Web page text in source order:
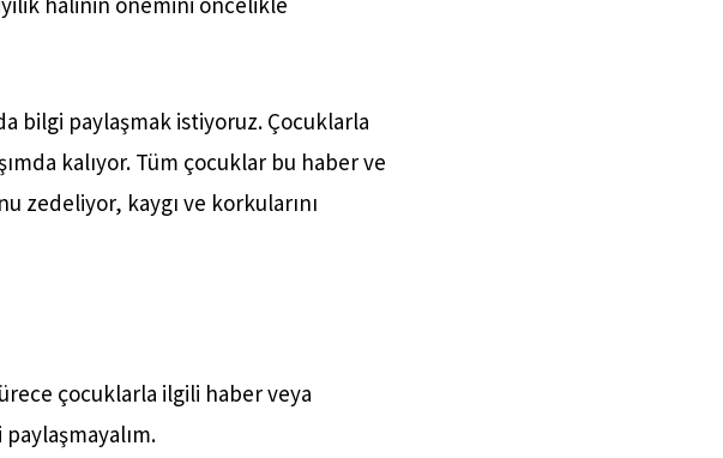
bilgi paylaşmak istiyoruz. Çocuklarla
kalıyor. Tüm çocuklar bu haber ve
zedeliyor, kaygı ve korkularını
çocuklarla ilgili haber veya